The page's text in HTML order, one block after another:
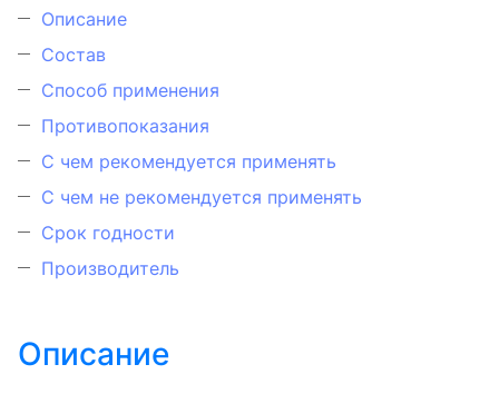
Описание
Состав
Способ применения
Противопоказания
С чем рекомендуется применять
С чем не рекомендуется применять
Срок годности
Производитель
Описание